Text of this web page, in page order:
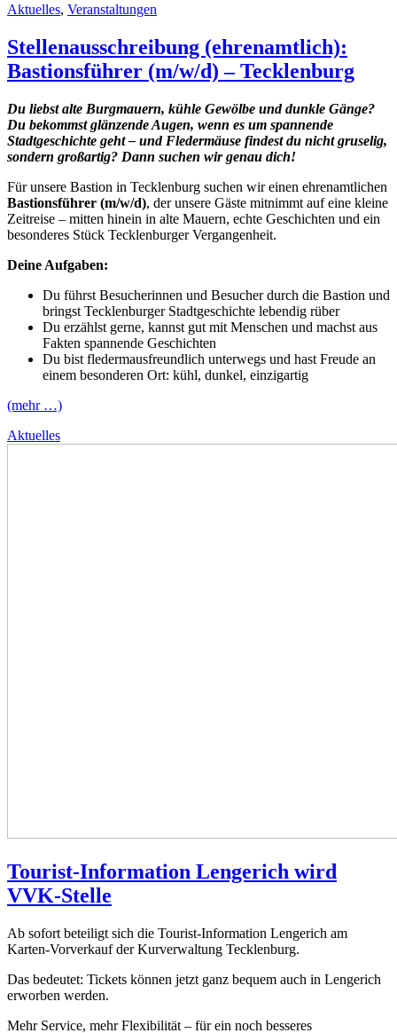
Aktuelles, Veranstaltungen
Stellenausschreibung (ehrenamtlich):
Bastionsführer (m/w/d) – Tecklenburg
Du liebst alte Burgmauern, kühle Gewölbe und dunkle Gänge?
Du bekommst glänzende Augen, wenn es um spannende
Stadtgeschichte geht – und Fledermäuse findest du nicht gruselig,
sondern großartig? Dann suchen wir genau dich!
Für unsere Bastion in Tecklenburg suchen wir einen ehrenamtlichen
Bastionsführer (m/w/d), der unsere Gäste mitnimmt auf eine kleine
Zeitreise – mitten hinein in alte Mauern, echte Geschichten und ein
besonderes Stück Tecklenburger Vergangenheit.
Deine Aufgaben:
Du führst Besucherinnen und Besucher durch die Bastion und
bringst Tecklenburger Stadtgeschichte lebendig rüber
Du erzählst gerne, kannst gut mit Menschen und machst aus
Fakten spannende Geschichten
Du bist fledermausfreundlich unterwegs und hast Freude an
einem besonderen Ort: kühl, dunkel, einzigartig
(mehr …)
Aktuelles
Tourist-Information Lengerich wird
VVK-Stelle
Ab sofort beteiligt sich die Tourist-Information Lengerich am
Karten-Vorverkauf der Kurverwaltung Tecklenburg.
Das bedeutet: Tickets können jetzt ganz bequem auch in Lengerich
erworben werden.
Mehr Service, mehr Flexibilität – für ein noch besseres